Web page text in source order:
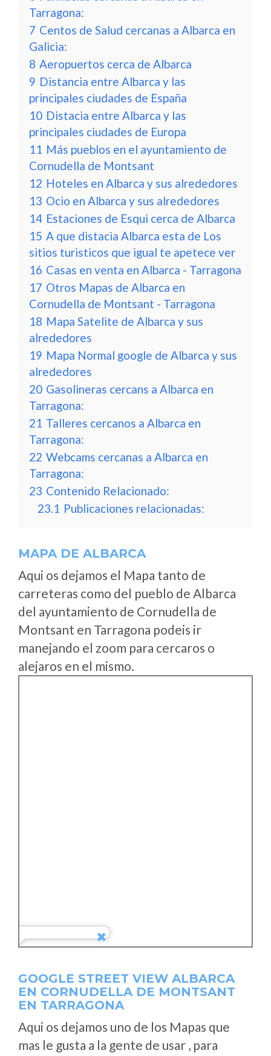
Tarragona:
7 Centos de Salud cercanas a Albarca en
Galicia:
8 Aeropuertos cerca de Albarca
9 Distancia entre Albarca y las
principales ciudades de España
10 Distacia entre Albarca y las
principales ciudades de Europa
11 Más pueblos en el ayuntamiento de
Cornudella de Montsant
12 Hoteles en Albarca y sus alrededores
13 Ocio en Albarca y sus alrededores
14 Estaciones de Esqui cerca de Albarca
15 A que distacia Albarca esta de Los
sitios turisticos que igual te apetece ver
16 Casas en venta en Albarca - Tarragona
17 Otros Mapas de Albarca en
Cornudella de Montsant - Tarragona
18 Mapa Satelite de Albarca y sus
alrededores
19 Mapa Normal google de Albarca y sus
alrededores
20 Gasolineras cercans a Albarca en
Tarragona:
21 Talleres cercanos a Albarca en
Tarragona:
22 Webcams cercanas a Albarca en
Tarragona:
23 Contenido Relacionado:
23.1 Publicaciones relacionadas:
MAPA DE ALBARCA
Aqui os dejamos el Mapa tanto de
carreteras como del pueblo de Albarca
del ayuntamiento de Cornudella de
Montsant en Tarragona podeis ir
manejando el zoom para cercaros o
alejaros en el mismo.
GOOGLE STREET VIEW ALBARCA
EN CORNUDELLA DE MONTSANT
EN TARRAGONA
Aqui os dejamos uno de los Mapas que
mas le gusta a la gente de usar , para